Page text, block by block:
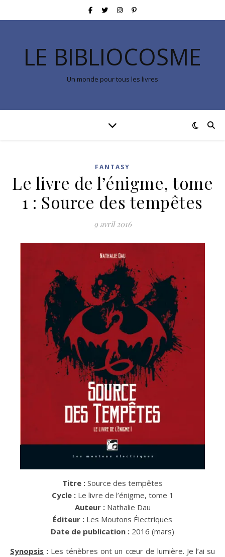
LE BIBLIOCOSME
Un monde pour tous les livres
FANTASY
Le livre de l’énigme, tome
1 : Source des tempêtes
9 avril 2016
Titre : Source des tempêtes
Cycle : Le livre de l’énigme, tome 1
Auteur : Nathalie Dau
Éditeur : Les Moutons Électriques
Date de publication : 2016 (mars)
Synopsis : Les ténèbres ont un cœur de lumière. Je l’ai su